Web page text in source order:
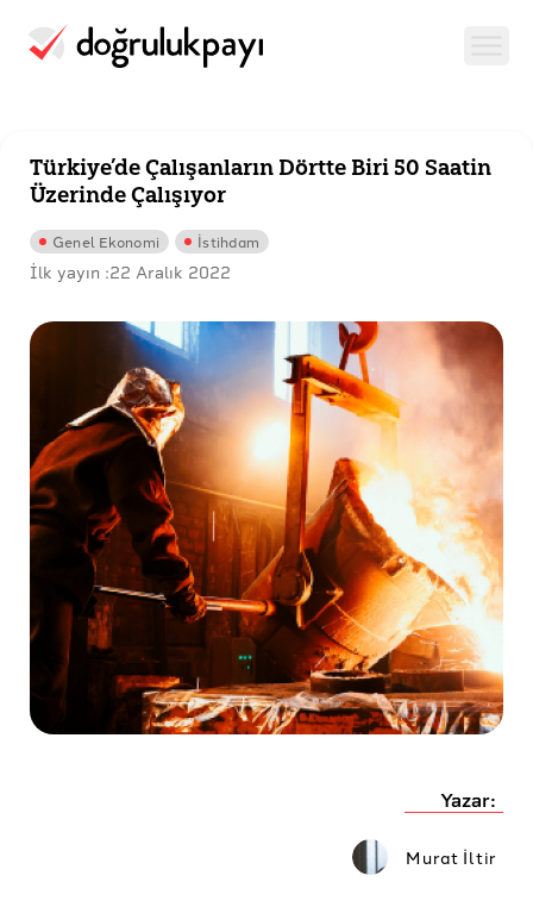
Türkiye’de Çalışanların Dörtte Biri 50 Saatin
Üzerinde Çalışıyor
Genel Ekonomi İstihdam
İlk yayın :22 Aralık 2022
Yazar:
Murat İltir